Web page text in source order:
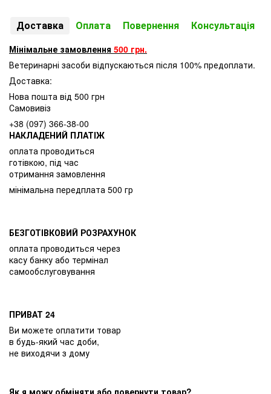
Доставка Оплата Повернення Консультація
Мінімальне замовлення 500 грн.
Ветеринарні засоби відпускаються після 100% предоплати.
Доставка:
Нова пошта від 500 грн
Самовивіз
+38 (097) 366-38-00
НАКЛАДЕНИЙ ПЛАТІЖ
оплата проводиться
готівкою, під час
отримання замовлення
мінімальна передплата 500 гр
БЕЗГОТІВКОВИЙ РОЗРАХУНОК
оплата проводиться через
касу банку або термінал
самообслуговування
ПРИВАТ 24
Ви можете оплатити товар
в будь-який час доби,
не виходячи з дому
Як я можу обміняти або повернути товар?